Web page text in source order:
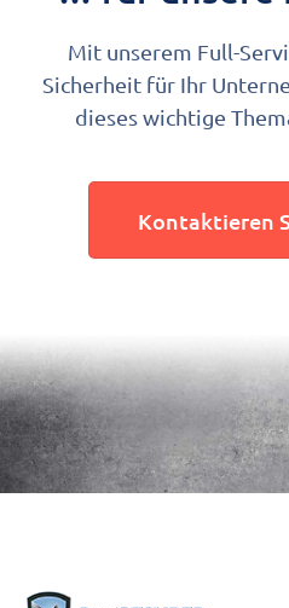
Mit unserem Full-
Sicherheit für Ihr
dieses wichtige
Kontaktieren